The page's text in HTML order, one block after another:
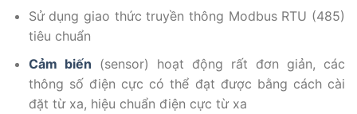
Sử dụng giao thức truyền thông Modbus RTU (485)
tiêu chuẩn
Cảm biến (sensor) hoạt động rất đơn giản, các
thông số điện cực có thể đạt được bằng cách cài
đặt từ xa, hiệu chuẩn điện cực từ xa